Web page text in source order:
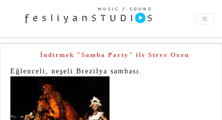
İndirmek "Samba Party" ile Steve Oxen
Eğlenceli, neşeli Brezilya sambası.